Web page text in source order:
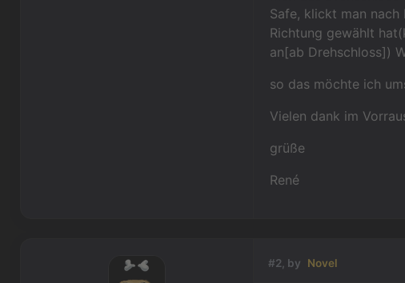
Safe, klickt man
Richtung gewählt
an[ab Drehschloss])
so das möchte ich
Vielen dank im
grüße
René
#2, by Novel